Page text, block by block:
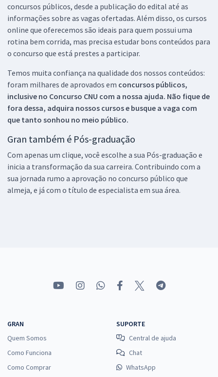
concursos públicos, desde a publicação do edital até as
informações sobre as vagas ofertadas. Além disso, os cursos
online que oferecemos são ideais para quem possui uma
rotina bem corrida, mas precisa estudar bons conteúdos para
o concurso que está prestes a participar.
Temos muita confiança na qualidade dos nossos conteúdos:
foram milhares de aprovados em concursos públicos,
inclusive no Concurso CNU com a nossa ajuda. Não fique de
fora dessa, adquira nossos cursos e busque a vaga com
que tanto sonhou no meio público.
Gran também é Pós-graduação
Com apenas um clique, você escolhe a sua Pós-graduação e
inicia a transformação da sua carreira. Contribuindo com a
sua jornada rumo a aprovação no concurso público que
almeja, e já com o título de especialista em sua área.
GRAN
Quem Somos
Como Funciona
Como Comprar
SUPORTE
Central de ajuda
Chat
WhatsApp